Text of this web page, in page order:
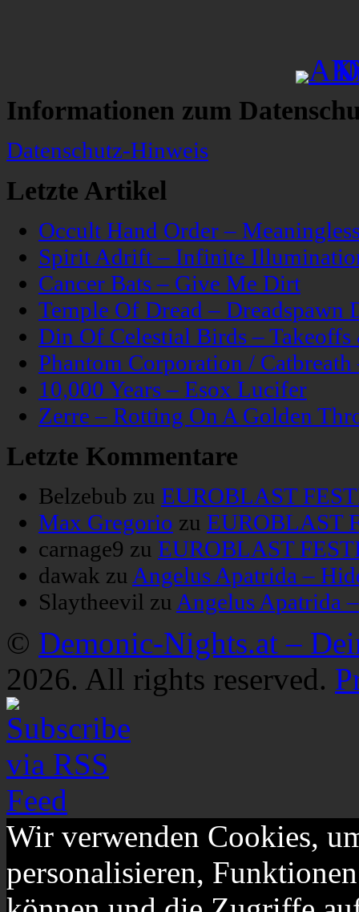
Informationen zum
Datenschutz-Hinweis
Letzte Artikel
Occult Hand Order –
Spirit Adrift – Infinite
Cancer Bats – Give Me Dirt
Temple Of Dread – Dreadspawn
Din Of Celestial Birds –
Phantom Corporation /
10,000 Years – Esox Lucifer
Zerre – Rotting On A Golden
Letzte Kommentare
Belzebub zu EUROBLAST
Max Gregorio zu EUROBLAST
carnage9 zu EUROBLAST
dawak zu Angelus Apatrida –
Slaytheevil zu Angelus Apatrida
© Demonic-Nights.at –
2026. All rights reserved.
Wir verwenden Cookies,
personalisieren,